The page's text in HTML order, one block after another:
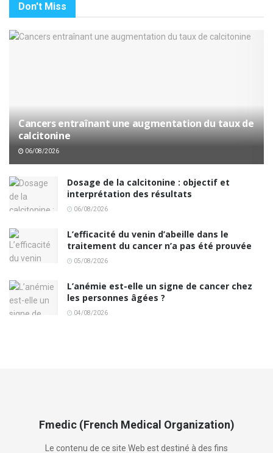
Don't Miss
Cancers entraînant une augmentation du taux de
calcitonine
06/08/2026
Dosage de la calcitonine : objectif et
interprétation des résultats
06/08/2026
L’efficacité du venin d’abeille dans le
traitement du cancer n’a pas été prouvée
05/08/2026
L’anémie est-elle un signe de cancer chez
les personnes âgées ?
04/08/2026
Fmedic (French Medical Organization)
Le contenu de ce site Web est destiné à des fins